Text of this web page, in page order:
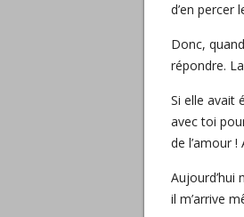
d’en percer
Donc,
répondre.
Si elle avait
avec toi
de l’amour
Aujourd’hui
il m’arrive